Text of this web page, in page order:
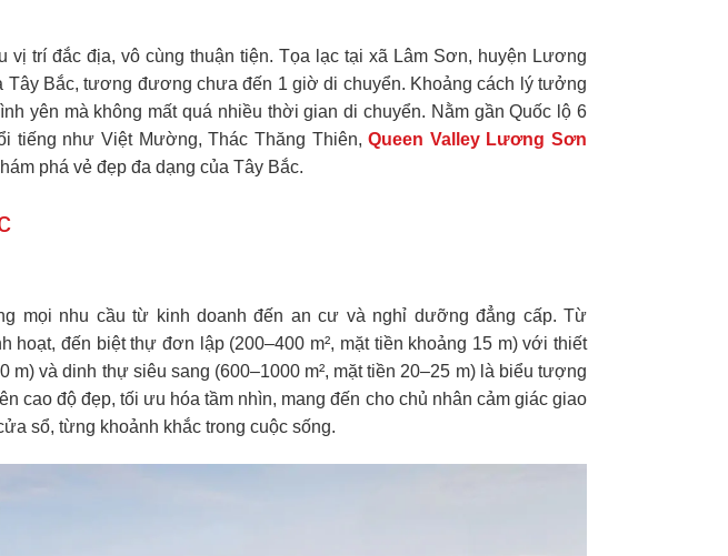
trí đắc địa, vô cùng thuận tiện. Tọa lạc tại xã Lâm Sơn, huyện Lương
Bắc, tương đương chưa đến 1 giờ di chuyển. Khoảng cách lý tưởng
yên mà không mất quá nhiều thời gian di chuyển. Nằm gần Quốc lộ 6
tiếng như Việt Mường, Thác Thăng Thiên,Queen Valley Lương Sơn
phá vẻ đẹp đa dạng của Tây Bắc.
mọi nhu cầu từ kinh doanh đến an cư và nghỉ dưỡng đẳng cấp. Từ
hoạt, đến biệt thự đơn lập (200–400 m², mặt tiền khoảng 15 m) với thiết
và dinh thự siêu sang (600–1000 m², mặt tiền 20–25 m) là biểu tượng
cao độ đẹp, tối ưu hóa tầm nhìn, mang đến cho chủ nhân cảm giác giao
sổ, từng khoảnh khắc trong cuộc sống.